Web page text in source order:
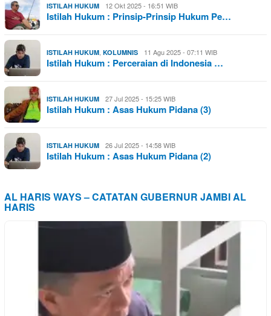
ISTILAH HUKUM 12 Okt 2025 - 16:51 WIB
Istilah Hukum : Prinsip-Prinsip Hukum Pe…
ISTILAH HUKUM, KOLUMNIS 11 Agu 2025 - 07:11 WIB
Istilah Hukum : Perceraian di Indonesia …
ISTILAH HUKUM 27 Jul 2025 - 15:25 WIB
Istilah Hukum : Asas Hukum Pidana (3)
ISTILAH HUKUM 26 Jul 2025 - 14:58 WIB
Istilah Hukum : Asas Hukum Pidana (2)
AL HARIS WAYS – CATATAN GUBERNUR JAMBI AL
HARIS